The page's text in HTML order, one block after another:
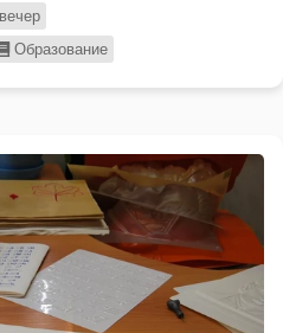
Образование